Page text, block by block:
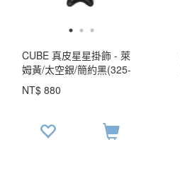
CUBE 真皮星星掛飾 - 萊
姆黃/太空銀/簡約黑(325-
088)
NT$ 880